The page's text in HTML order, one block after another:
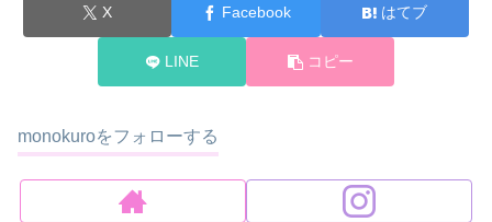
X Facebook はてブ
LINE コピー
monokuroをフォローする